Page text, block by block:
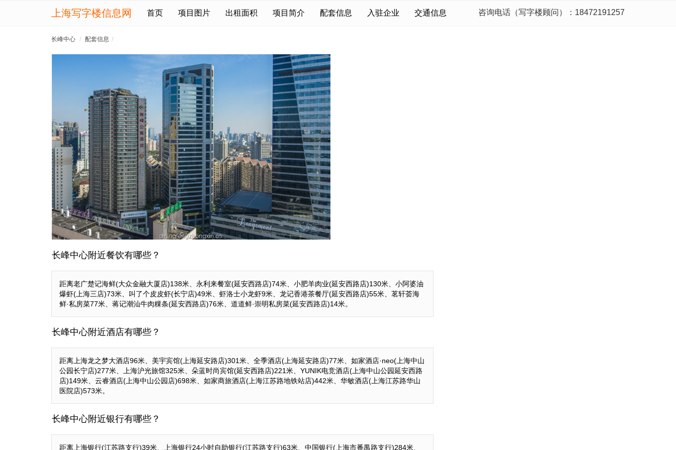
上海写字楼信息网 首页 项目图片 出租面积 项目简介 配套信息 入驻企业 交通信息 咨询电话（写字楼顾问）：18472191257
长峰中心 配套信息
长峰中心附近餐饮有哪些？
距离老广楚记海鲜(大众金融大厦店)138米、永利来餐室(延安西路店)74米、小肥羊肉业(延安西路店)130米、小阿婆油
爆虾(上海三店)73米、叫了个皮皮虾(长宁店)49米、虾洛士小龙虾9米、龙记香港茶餐厅(延安西路店)55米、茗轩荟海
鲜·私房菜77米、蒋记潮汕牛肉粿条(延安西路店)76米、道道鲜·崇明私房菜(延安西路店)14米。
长峰中心附近酒店有哪些？
距离上海龙之梦大酒店96米、美宇宾馆(上海延安路店)301米、全季酒店(上海延安路店)77米、如家酒店·neo(上海中山
公园长宁店)277米、上海沪光旅馆325米、朵蓝时尚宾馆(延安西路店)221米、YUNIK电竞酒店(上海中山公园延安西路
店)149米、云睿酒店(上海中山公园店)698米、如家商旅酒店(上海江苏路地铁站店)442米、华敏酒店(上海江苏路华山
医院店)573米。
长峰中心附近银行有哪些？
距离上海银行(江苏路支行)39米、上海银行24小时自助银行(江苏路支行)63米、中国银行(上海市番禺路支行)284米、